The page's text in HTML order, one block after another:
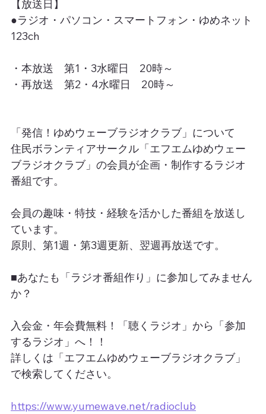
【放送日】
●ラジオ・パソコン・スマートフォン・ゆめネット
123ch
・本放送　第1・3水曜日　20時～
・再放送　第2・4水曜日　20時～
「発信！ゆめウェーブラジオクラブ」について
住民ボランティアサークル「エフエムゆめウェー
ブラジオクラブ」の会員が企画・制作するラジオ
番組です。
会員の趣味・特技・経験を活かした番組を放送し
ています。
原則、第1週・第3週更新、翌週再放送です。
■あなたも「ラジオ番組作り」に参加してみません
か？
入会金・年会費無料！「聴くラジオ」から「参加
するラジオ」へ！！
詳しくは「エフエムゆめウェーブラジオクラブ」
で検索してください。
https://www.yumewave.net/radioclub